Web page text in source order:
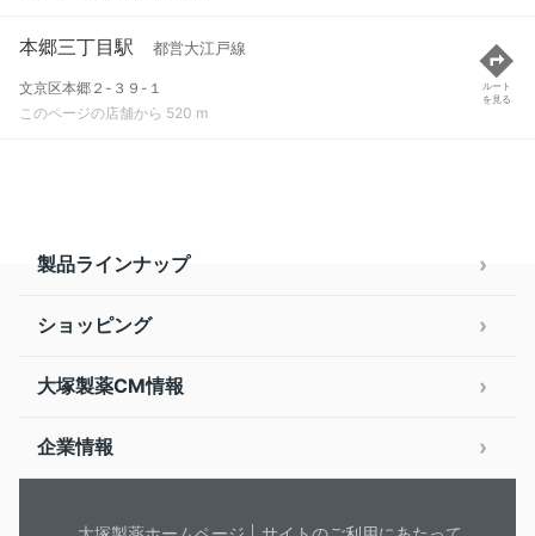
本郷三丁目駅 都営大江戸線
文京区本郷２-３９-１
このページの店舗から 520 m
ルート
を見る
製品ラインナップ
ショッピング
大塚製薬CM情報
企業情報